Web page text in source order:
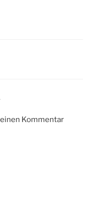
Kommentar